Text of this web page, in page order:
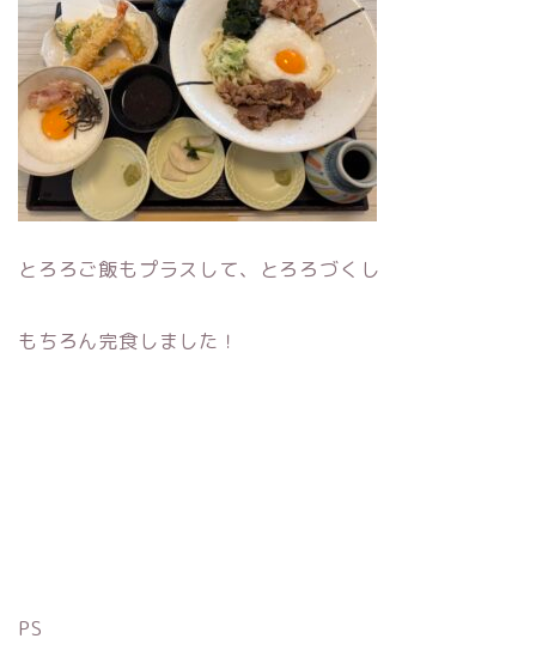
とろろご飯もプラスして、とろろづくし
もちろん完食しました！
PS